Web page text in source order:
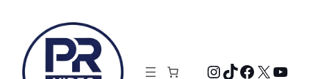
springen
Instagram
TikTok
X